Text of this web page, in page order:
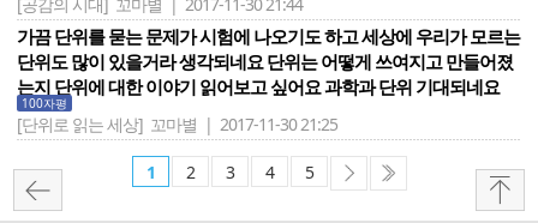
가끔 단위를 묻는 문제가 시험에 나오기도 하고 세상에 우리가 모르는
단위도 많이 있을거라 생각되네요 단위는 어떻게 쓰여지고 만들어졌
는지 단위에 대한 이야기 읽어보고 싶어요 과학과 단위 기대되네요
100자평
[단위로 읽는 세상] 꼬마별 | 2017-11-30 21:25
1 2 3 4 5